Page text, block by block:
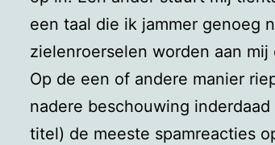
een taal die ik jammer genoeg
zielenroerselen worden aan
Op de een of andere manier
nadere beschouwing
titel) de meeste spamreacties